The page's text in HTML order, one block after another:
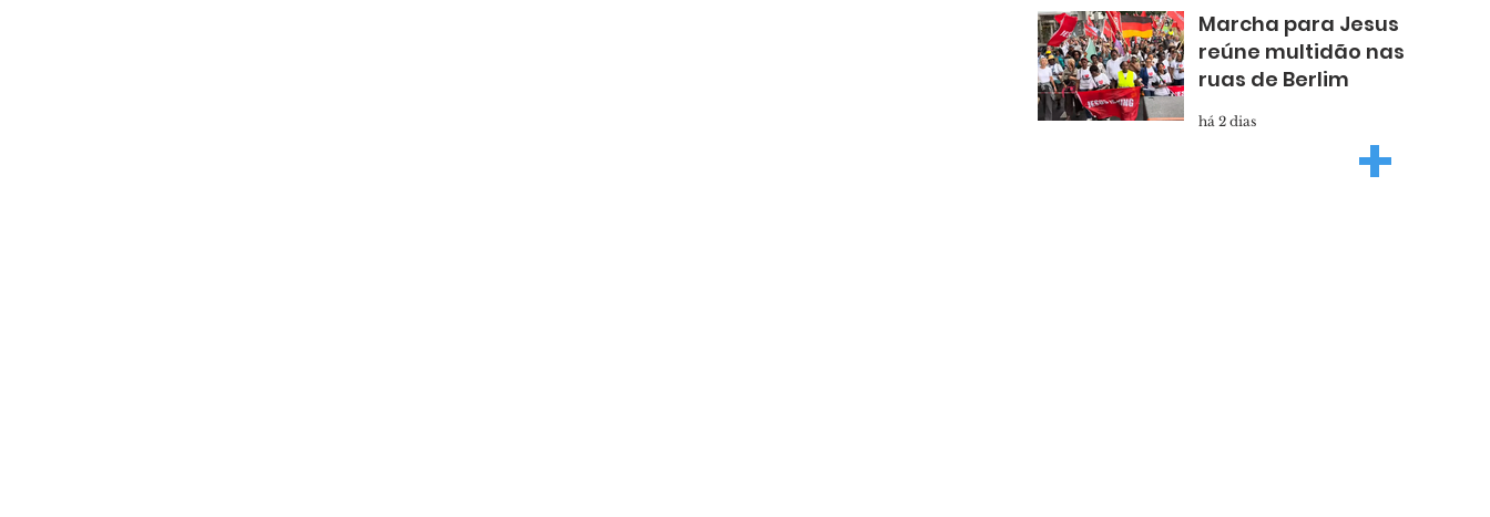
Marcha para Jesus
reúne multidão nas
ruas de Berlim
há 2 dias +